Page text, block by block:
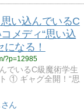
思い込んでいるC
メディ“思い込
なる！
?p=12985
でいるC級魔術学生
① ギャグ全開！“思
ん